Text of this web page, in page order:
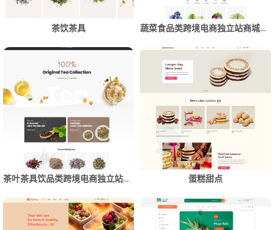
茶饮茶具 蔬菜食品类跨境电商独立站商城网站建设制作
茶叶茶具饮品类跨境电商独立站商城网站建设制作 蛋糕甜点